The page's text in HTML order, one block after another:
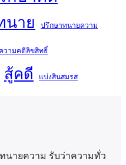
นาย ปรึกษาทนายความ
วามคดีลิขสิทธิ์
สู้คดี แบ่งสินสมรส
นายความ รับว่าความทั่ว